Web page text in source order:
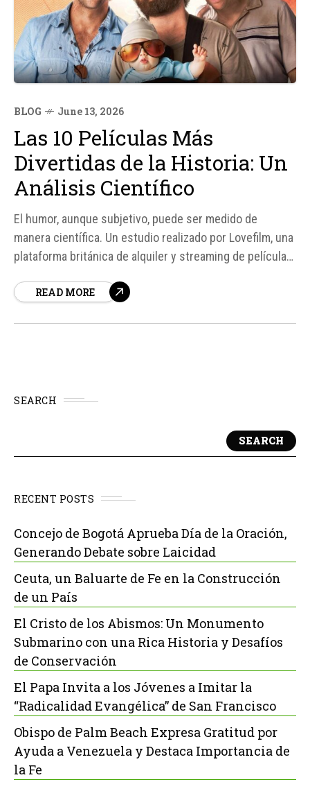
BLOG June 13, 2026
Las 10 Películas Más
Divertidas de la Historia: Un
Análisis Científico
El humor, aunque subjetivo, puede ser medido de
manera científica. Un estudio realizado por Lovefilm, una
plataforma británica de alquiler y streaming de películas,
historia mediante un método innovador. Los
READ MORE
SEARCH
SEARCH
RECENT POSTS
Concejo de Bogotá Aprueba Día de la Oración,
Generando Debate sobre Laicidad
Ceuta, un Baluarte de Fe en la Construcción
de un País
El Cristo de los Abismos: Un Monumento
Submarino con una Rica Historia y Desafíos
de Conservación
El Papa Invita a los Jóvenes a Imitar la
“Radicalidad Evangélica” de San Francisco
Obispo de Palm Beach Expresa Gratitud por
Ayuda a Venezuela y Destaca Importancia de
la Fe